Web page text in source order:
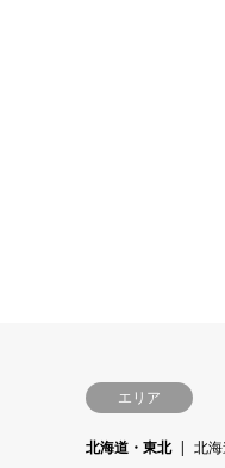
エリア
北海道・東北 北